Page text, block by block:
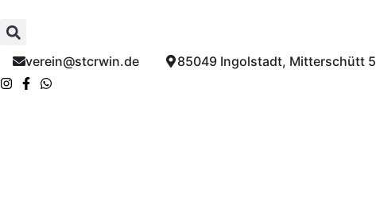
verein@stcrwin.de​ 85049 Ingolstadt, Mitterschütt 5​